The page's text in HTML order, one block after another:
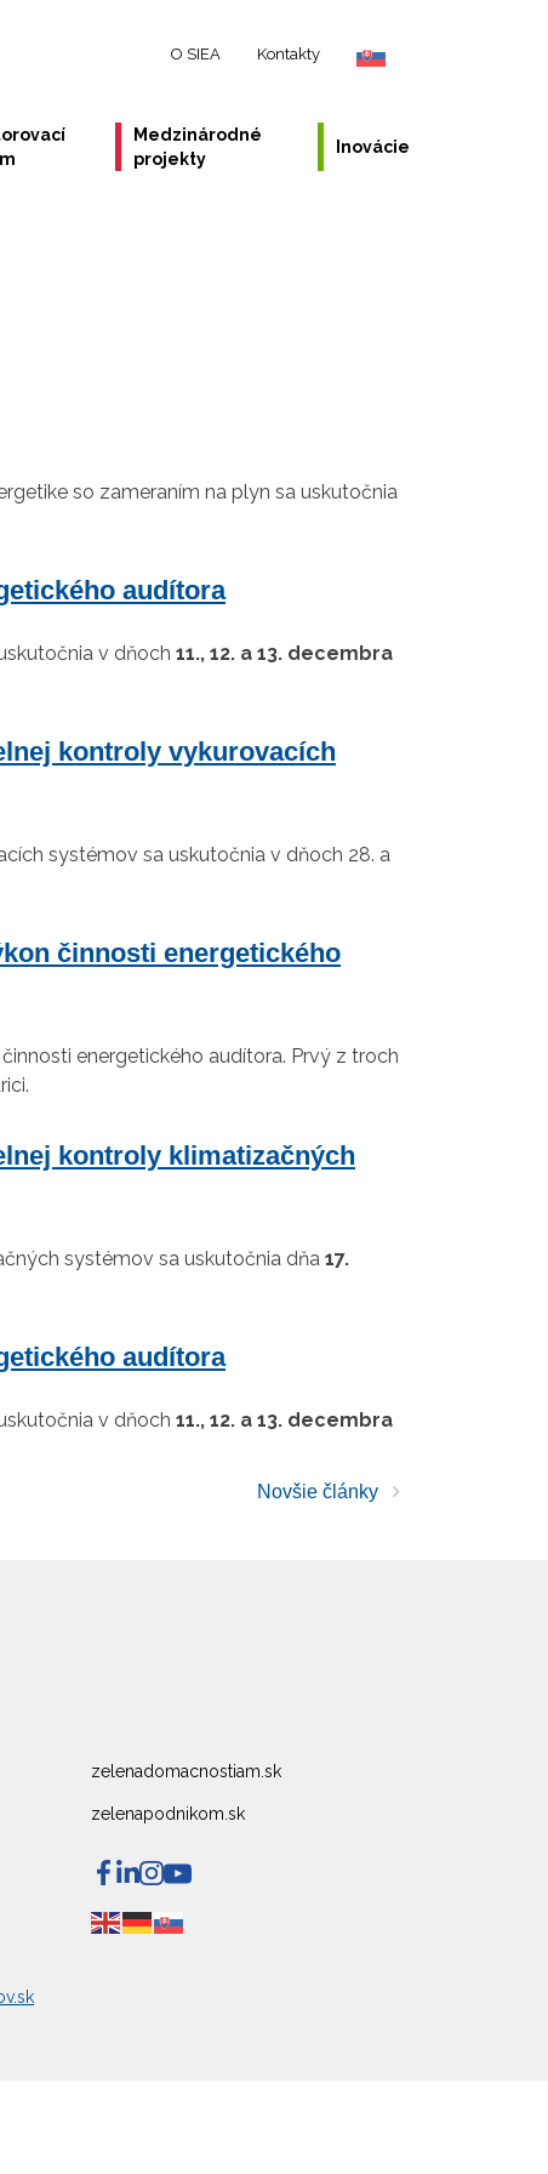
O SIEA Kontakty
Medzinárodné
projekty
Inovácie
so zameraním na plyn sa uskutočnia
audítora
v dňoch 11., 12. a 13. decembra
kontroly vykurovacích
systémov sa uskutočnia v dňoch 28. a
činnosti energetického
energetického audítora. Prvý z troch
kontroly klimatizačných
systémov sa uskutočnia dňa 17.
audítora
v dňoch 11., 12. a 13. decembra
Novšie články
zelenadomacnostiam.sk
zelenapodnikom.sk